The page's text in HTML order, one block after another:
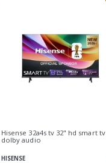
Hisense 32a4s tv 32" hd smart tv
dolby audio
HISENSE